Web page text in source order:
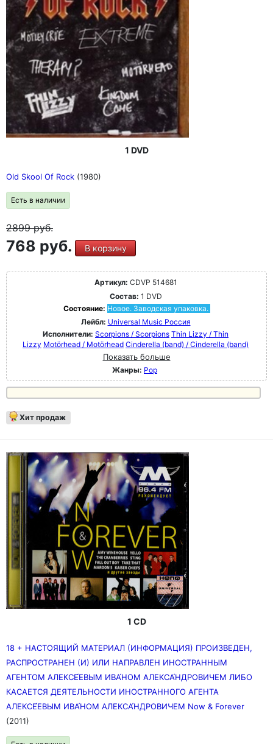
1 DVD
Old Skool Of Rock (1980)
Есть в наличии
2899руб.
768 руб. В корзину
Артикул: CDVP 514681
Состав: 1 DVD
Состояние: Новое. Заводская упаковка.
Лейбл: Universal Music Россия
Исполнители: Scorpions / Scorpions Thin Lizzy / Thin
Lizzy Motörhead / Motörhead Cinderella (band) / Cinderella (band)
Показать больше
Жанры: Pop
Хит продаж
1 CD
18 + НАСТОЯЩИЙ МАТЕРИАЛ (ИНФОРМАЦИЯ) ПРОИЗВЕДЕН,
РАСПРОСТРАНЕН (И) ИЛИ НАПРАВЛЕН ИНОСТРАННЫМ
АГЕНТОМ АЛЕКСЕ́ЕВЫМ ИВА́НОМ АЛЕКСА́НДРОВИЧЕМ ЛИБО
КАСАЕТСЯ ДЕЯТЕЛЬНОСТИ ИНОСТРАННОГО АГЕНТА
АЛЕКСЕ́ЕВЫМ ИВА́НОМ АЛЕКСА́НДРОВИЧЕМ Now & Forever
(2011)